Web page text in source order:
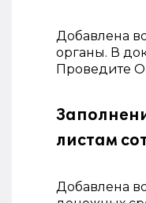
Добавлена
органы. В
Проведите
листам
Добавлена